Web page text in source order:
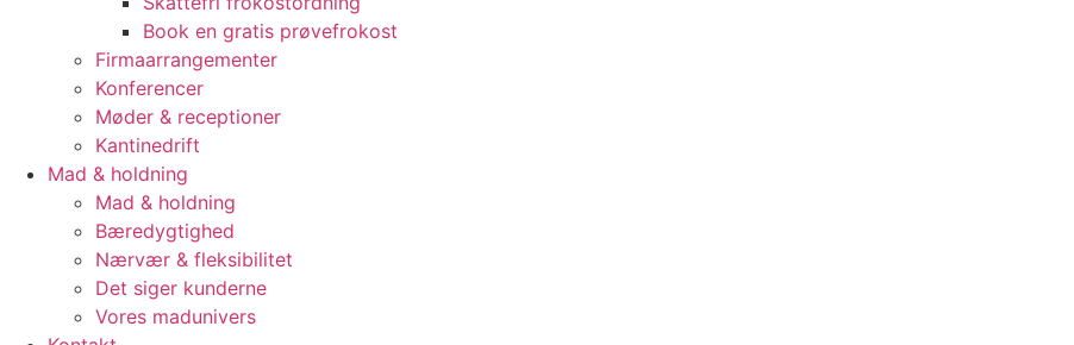
Book en gratis prøvefrokost
Firmaarrangementer
Konferencer
Møder & receptioner
Kantinedrift
Mad & holdning
Mad & holdning
Bæredygtighed
Nærvær & fleksibilitet
Det siger kunderne
Vores madunivers